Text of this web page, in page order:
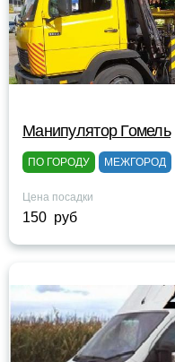
Манипулятор Гомель
ПО ГОРОДУ МЕЖГОРОД
Цена посадки
150 руб